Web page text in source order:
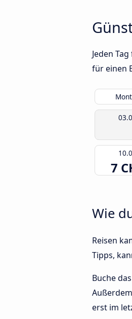
Jeden
für einen
7
Wie
Reisen
Tipps,
Buche
erst im